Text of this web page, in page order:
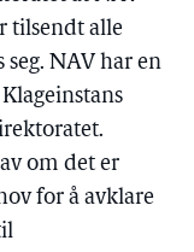
tilsendt alle
seg. NAV har en
om det er
for å avklare